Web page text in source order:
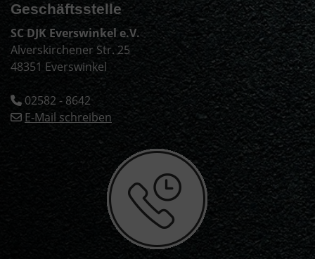
Geschäftsstelle
SC DJK Everswinkel e.V.
Alverskirchener Str. 25
48351 Everswinkel
02582 - 8642
E-Mail schreiben